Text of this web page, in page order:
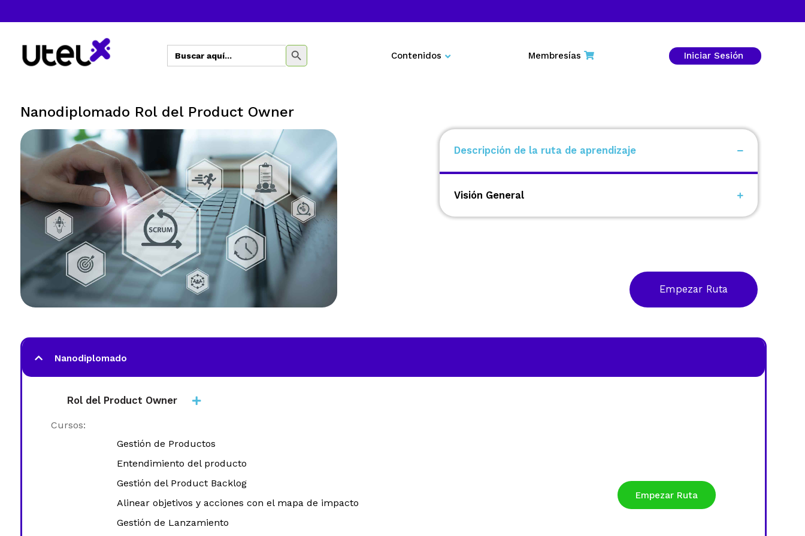
Buscar: BOTÓN DE BÚSQUEDA
Contenidos
Marketing
Desarrollo personal
Tecnología
Educación
Membresías Iniciar Sesión
Nanodiplomado Rol del Product Owner
Descripción de la ruta de aprendizaje
Aprenderás a maximizar entrega de valor y retorno de
Visión General
4 a 6 cursos| 6 a 10 horas
Empezar Ruta
Nanodiplomado
Rol del Product Owner
Cursos:
Gestión de Productos
Entendimiento del producto
Gestión del Product Backlog
Alinear objetivos y acciones con el mapa de impacto
Gestión de Lanzamiento
Empezar Ruta